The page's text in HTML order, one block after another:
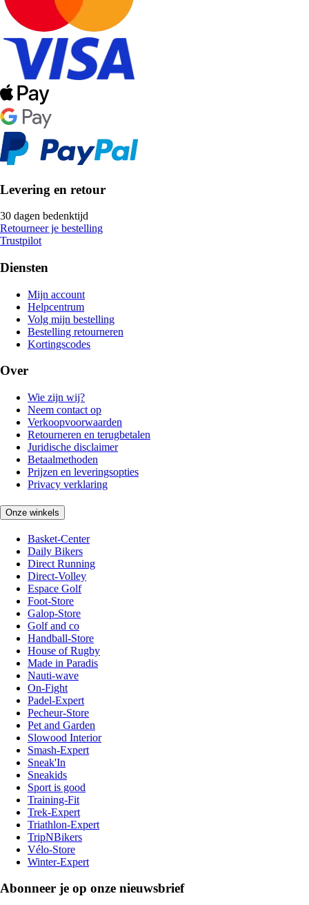
Levering en retour
30 dagen bedenktijd
Retourneer je bestelling
Trustpilot
Diensten
Mijn account
Helpcentrum
Volg mijn bestelling
Bestelling retourneren
Kortingscodes
Over
Wie zijn wij?
Neem contact op
Verkoopvoorwaarden
Retourneren en terugbetalen
Juridische disclaimer
Betaalmethoden
Prijzen en leveringsopties
Privacy verklaring
Onze winkels
Basket-Center
Daily Bikers
Direct Running
Direct-Volley
Espace Golf
Foot-Store
Galop-Store
Golf and co
Handball-Store
House of Rugby
Made in Paradis
Nauti-wave
On-Fight
Padel-Expert
Pecheur-Store
Pet and Garden
Slowood Interior
Smash-Expert
Sneak'In
Sneakids
Sport is good
Training-Fit
Trek-Expert
Triathlon-Expert
TripNBikers
Vélo-Store
Winter-Expert
Abonneer je op onze nieuwsbrief